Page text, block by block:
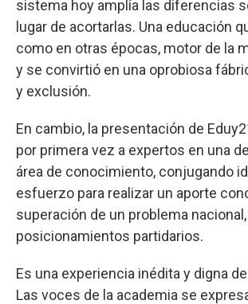
sistema hoy amplía las diferencias
lugar de acortarlas. Una educación
como en otras épocas, motor de la
y se convirtió en una oprobiosa
y exclusión.
En cambio, la presentación de
por primera vez a expertos en una
área de conocimiento, conjugando
esfuerzo para realizar un aporte
superación de un problema
posicionamientos partidarios.
Es una experiencia inédita y digna
Las voces de la academia se